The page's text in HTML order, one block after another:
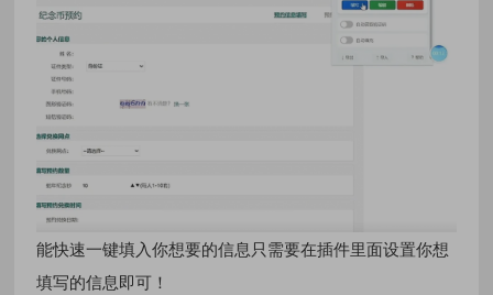
能快速一键填入你想要的信息只需要在插件里面设置你想
填写的信息即可！